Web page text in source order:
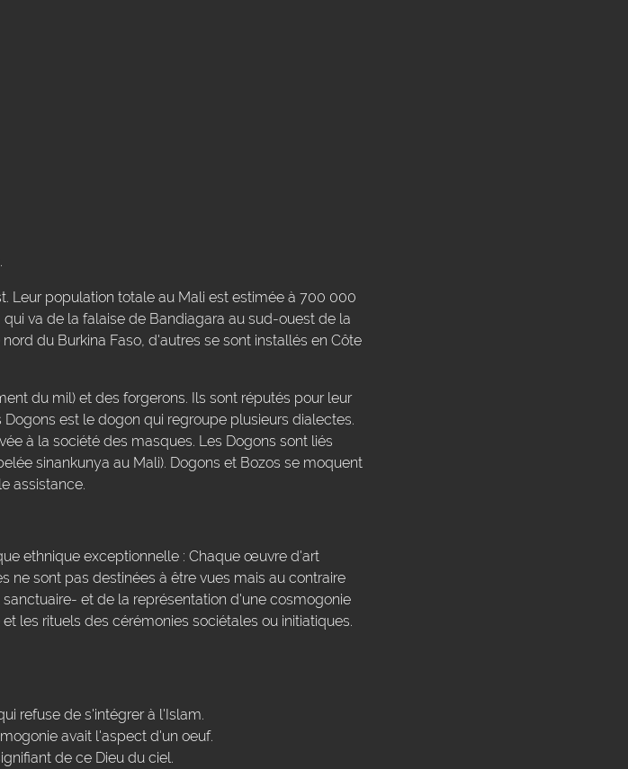
Leur population totale au Mali est estimée à 700 000
va de la falaise de Bandiagara au sud-ouest de la
du Burkina Faso, d'autres se sont installés en Côte
du mil) et des forgerons. Ils sont réputés pour leur
est le dogon qui regroupe plusieurs dialectes.
à la société des masques. Les Dogons sont liés
sinankunya au Mali). Dogons et Bozos se moquent
assistance.
ethnique exceptionnelle : Chaque œuvre d'art
sont pas destinées à être vues mais au contraire
et de la représentation d'une cosmogonie
les rituels des cérémonies sociétales ou initiatiques.
refuse de s'intégrer à l'Islam.
avait l'aspect d'un oeuf.
de ce Dieu du ciel.